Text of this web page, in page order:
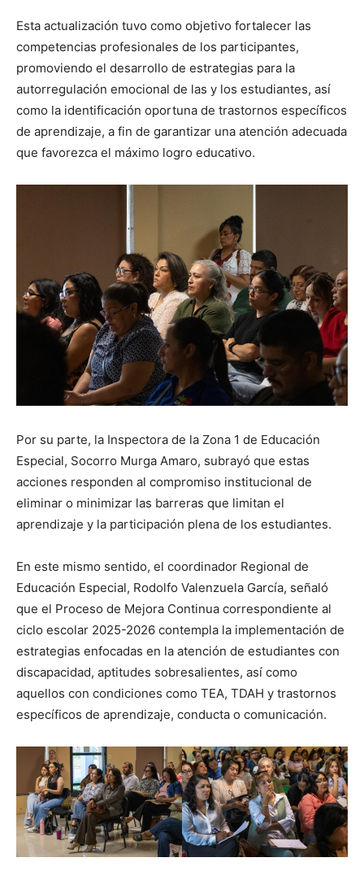
Esta actualización tuvo como objetivo fortalecer las
competencias profesionales de los participantes,
promoviendo el desarrollo de estrategias para la
autorregulación emocional de las y los estudiantes, así
como la identificación oportuna de trastornos específicos
de aprendizaje, a fin de garantizar una atención adecuada
que favorezca el máximo logro educativo.
Por su parte, la Inspectora de la Zona 1 de Educación
Especial, Socorro Murga Amaro, subrayó que estas
acciones responden al compromiso institucional de
eliminar o minimizar las barreras que limitan el
aprendizaje y la participación plena de los estudiantes.
En este mismo sentido, el coordinador Regional de
Educación Especial, Rodolfo Valenzuela García, señaló
que el Proceso de Mejora Continua correspondiente al
ciclo escolar 2025-2026 contempla la implementación de
estrategias enfocadas en la atención de estudiantes con
discapacidad, aptitudes sobresalientes, así como
aquellos con condiciones como TEA, TDAH y trastornos
específicos de aprendizaje, conducta o comunicación.